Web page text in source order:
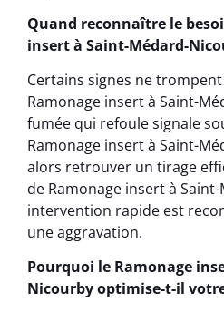
Quand reconnaître le
insert à Saint-Médard-
Certains signes ne trompent
Ramonage insert à Saint-
fumée qui refoule signale
Ramonage insert à Saint-
alors retrouver un tirage
de Ramonage insert à
intervention rapide est
une aggravation.
Pourquoi le Ramonage
Nicourby optimise-t-il